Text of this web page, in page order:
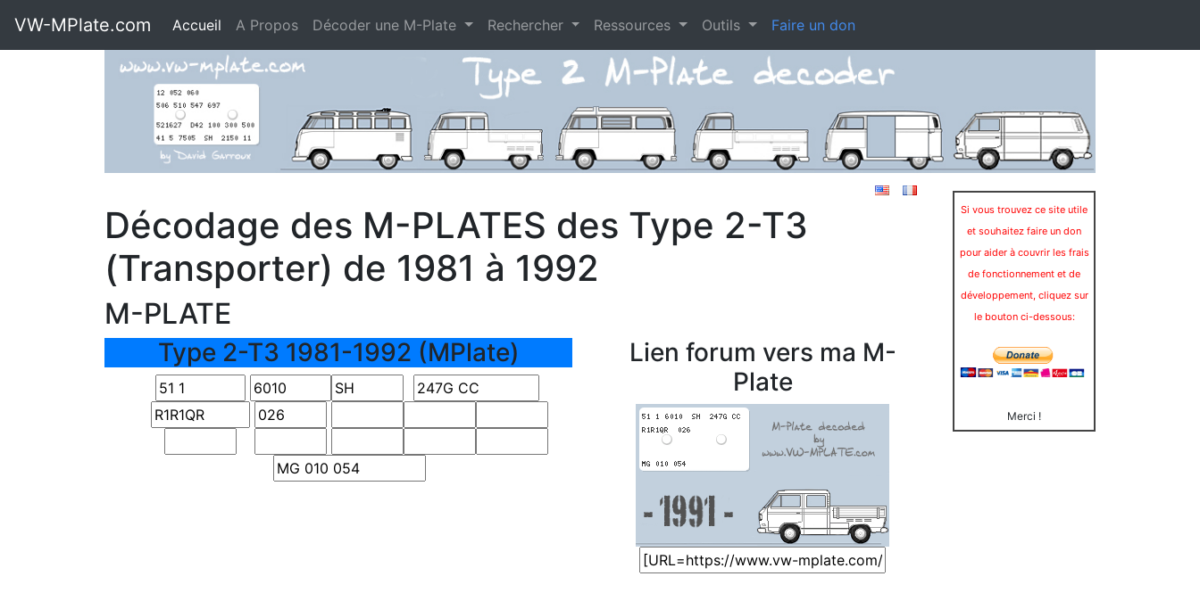
VW-MPlate.com Accueil A Propos Décoder une M-Plate Rechercher Ressources Outils Faire un don
Décodage des M-PLATES des Type 2-T3
(Transporter) de 1981 à 1992
M-PLATE
Type 2-T3 1981-1992 (MPlate)
Lien forum vers ma M-
Plate
Si vous trouvez ce site utile
et souhaitez faire un don
pour aider à couvrir les frais
de fonctionnement et de
développement, cliquez sur
le bouton ci-dessous:
Merci !